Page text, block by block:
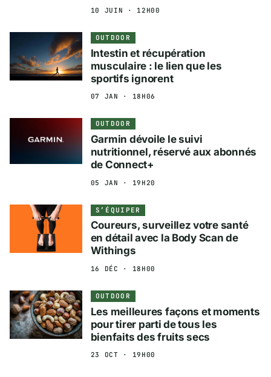
10 JUIN · 12H00
OUTDOOR
Intestin et récupération
musculaire : le lien que les
sportifs ignorent
07 JAN · 18H06
OUTDOOR
Garmin dévoile le suivi
nutritionnel, réservé aux abonnés
de Connect+
05 JAN · 19H20
S’ÉQUIPER
Coureurs, surveillez votre santé
en détail avec la Body Scan de
Withings
16 DÉC · 18H00
OUTDOOR
Les meilleures façons et moments
pour tirer parti de tous les
bienfaits des fruits secs
23 OCT · 19H00